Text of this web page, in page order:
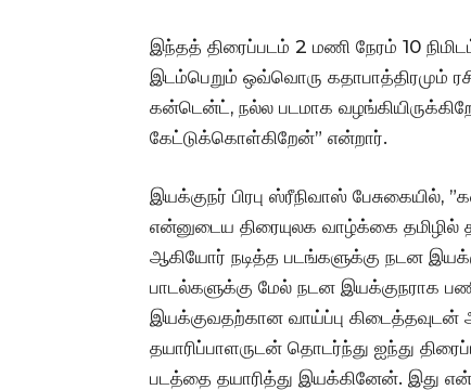
இந்தத் திரைப்படம் 2 மணி நேரம் 10
இடம்பெறும் ஒவ்வொரு கதாபாத்திரமும்
கன்டென்ட், நல்ல படமாக
கேட்டுக்கொள்கிறேன்” என்றார்.
இயக்குநர் பிரபு ஸ்ரீநிவாஸ்
என்னுடைய திரையுலக வாழ்க்கை
ஆகியோர் நடித்த படங்களுக்கு நடன
பாடல்களுக்கு மேல் நடன இயக்குநராக
இயக்குவதற்கான வாய்ப்பு
தயாரிப்பாளருடன் தொடர்ந்து ஐந்து
படத்தை தயாரித்து இயக்கினேன். இது